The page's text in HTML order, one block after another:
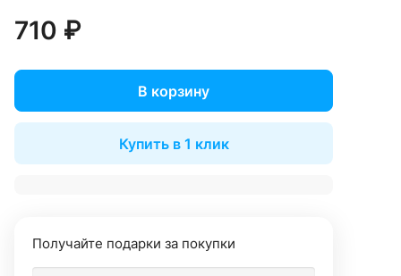
710 ₽
В корзину
Купить в 1 клик
Получайте подарки за покупки